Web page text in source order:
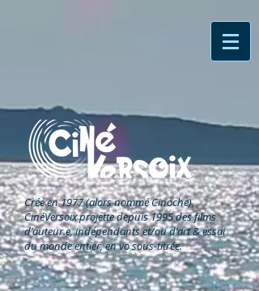
Créé en 1977 (alors nommé Cinoche),
CinéVersoixprojette depuis 1995 des films
d'auteur.e, indépendants et/ou d'art & essai
du monde entier, en vo sous-titrée.